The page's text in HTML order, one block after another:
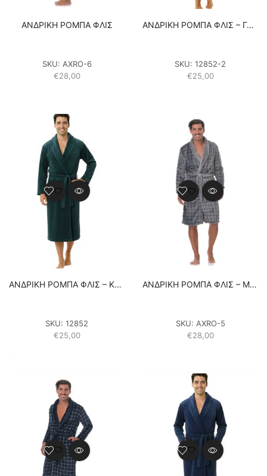
ΑΝΔΡΙΚΗ ΡΟΜΠΑ ΦΛΙΣ
SKU: AXRO-6
€28,00
ΑΝΔΡΙΚΗ ΡΟΜΠΑ ΦΛΙΣ – ΓΑΛΑΖΙΟ
SKU: 12852-2
€25,00
ΑΝΔΡΙΚΗ ΡΟΜΠΑ ΦΛΙΣ – ΚΥΠΑΡΙΣΣΙ
SKU: 12852
€25,00
ΑΝΔΡΙΚΗ ΡΟΜΠΑ ΦΛΙΣ – ΜΕ ΡΙΓΕΣ ΓΚΡΙ
SKU: AXRO-5
€28,00